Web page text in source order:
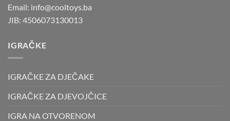
Email: info@cooltoys.ba
JIB: 4506073130013
IGRAČKE
IGRAČKE ZA DJEČAKE
IGRAČKE ZA DJEVOJČICE
IGRA NA OTVORENOM